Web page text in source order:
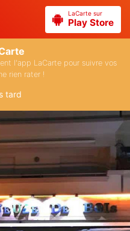
LaCarte sur
Play Store
l'app LaCarte pour suivre vos
rien rater !
tard